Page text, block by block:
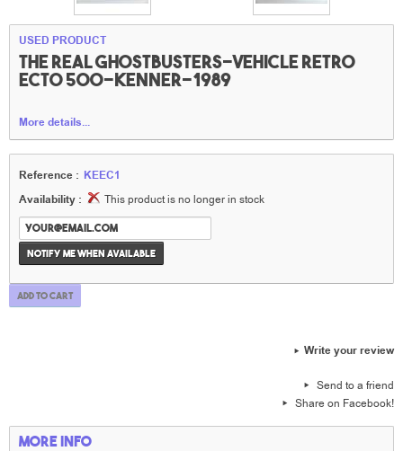
USED PRODUCT
The Real Ghostbusters-Vehicle retro
Ecto 500-Kenner-1989
More details...
Reference : KEEC1
Availability :
This product is no longer in stock
Notify me when available
Add to cart
Write your review
Send to a friend
Share on Facebook!
More info